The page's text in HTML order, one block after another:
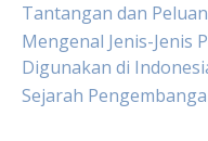
Tantangan dan
Mengenal Jenis-Jenis
Digunakan di
Sejarah